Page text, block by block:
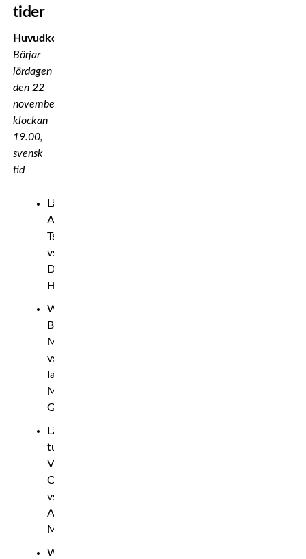
tider
Huvudkort
Börjar
lördagen
den 22
november
klockan
19.00,
svensk
tid
Lättvikt:
Arman
Tsarukyan
vs.
Dan
Hooker
Weltervikt:
Belal
Muhammad
vs.
Ian
Machado
Garry
Lätt
tungvikt:
Volkan
Oezdemir
vs.
Alonzo
Menifield
Weltervikt: